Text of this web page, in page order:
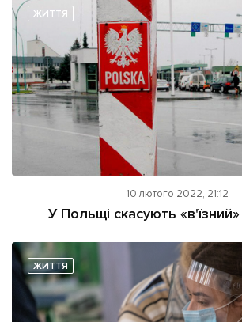
Наші соц мережі
Підтримати dyvys.info
ЖИТТЯ
10 лютого 2022, 21:12
У Польщі скасують
ЖИТТЯ